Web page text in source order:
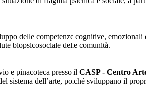
delle competenze cognitive,
biopsicosociale delle comunità.
e pinacoteca presso il CASP - Centro
sistema dell’arte, poiché sviluppano il